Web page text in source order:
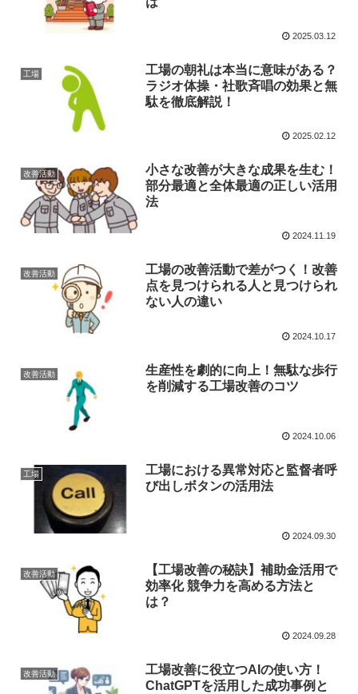
2025.03.12
工場
工場の朝礼は本当に意味がある？
ラジオ体操・社歌斉唱の効果と無
駄を徹底解説！
2025.02.12
改善活動
小さな改善が大きな成果を生む！
部分最適と全体最適の正しい活用
法
2024.11.19
改善活動
工場の改善活動で差がつく！改善
点を見つけられる人と見つけられ
ない人の違い
2024.10.17
改善活動
生産性を劇的に向上！無駄な歩行
を削減する工場改善のコツ
2024.10.06
工場
工場における異常対応と監督者呼
び出しボタンの活用法
2024.09.30
改善活動
【工場改善の秘訣】補助金活用で
効率化 競争力を高める方法と
は？
2024.09.28
改善活動
工場改善に役立つAIの使い方！
ChatGPTを活用した成功事例と